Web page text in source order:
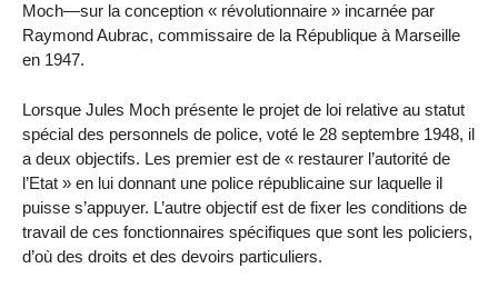
Moch—sur la conception « révolutionnaire » incarnée par
Raymond Aubrac, commissaire de la République à Marseille
en 1947.
Lorsque Jules Moch présente le projet de loi relative au statut
spécial des personnels de police, voté le 28 septembre 1948, il
a deux objectifs. Les premier est de « restaurer l’autorité de
l’Etat » en lui donnant une police républicaine sur laquelle il
puisse s’appuyer. L’autre objectif est de fixer les conditions de
travail de ces fonctionnaires spécifiques que sont les policiers,
d’où des droits et des devoirs particuliers.